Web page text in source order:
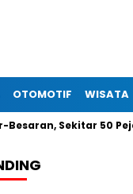
OTOMOTIF WISATA
Sekitar 50 Pejabat